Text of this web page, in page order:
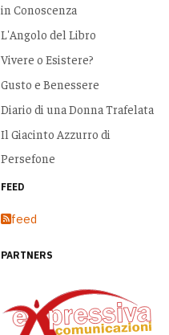
in Conoscenza
L'Angolo del Libro
Vivere o Esistere?
Gusto e Benessere
Diario di una Donna Trafelata
Il Giacinto Azzurro di
Persefone
FEED
feed
PARTNERS